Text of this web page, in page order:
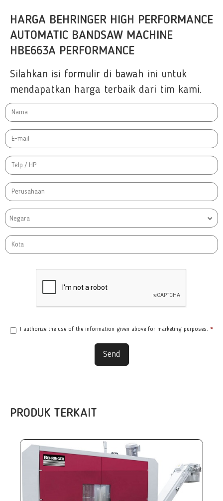
HARGA BEHRINGER HIGH PERFORMANCE
AUTOMATIC BANDSAW MACHINE
HBE663A PERFORMANCE
Silahkan isi formulir di bawah ini untuk
mendapatkan harga terbaik dari tim kami.
Negara
I authorize the use of the information given above for marketing purposes. *
Send
PRODUK TERKAIT